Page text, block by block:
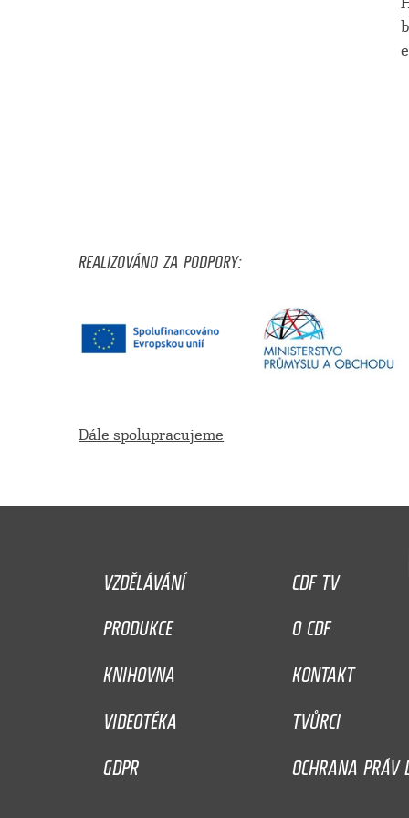
REALIZOVÁNO ZA PODPORY:
Dále spolupracujeme
VZDĚLÁVÁNÍ
CDF TV
PRODUKCE
O CDF
KNIHOVNA
KONTAKT
VIDEOTÉKA
TVŮRCI
GDPR
OCHRANA PRÁV